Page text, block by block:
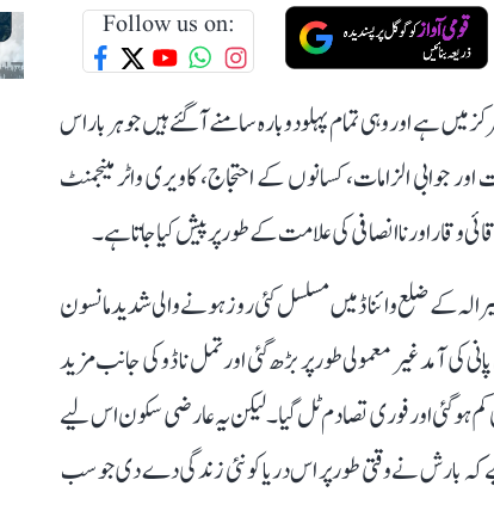
Follow us on:
ہے اور وہی تمام پہلو دوبارہ سامنے آ گئے ہیں جو ہر بار اس
جوابی الزامات، کسانوں کے احتجاج، کاویری واٹر مینجمنٹ
وقار اور ناانصافی کی علامت کے طور پر پیش کیا جاتا ہے۔
کے ضلع وائناڈ میں مسلسل کئی روز ہونے والی شدید مانسون
آمد غیر معمولی طور پر بڑھ گئی اور تمل ناڈو کی جانب مزید
کم ہو گئی اور فوری تصادم ٹل گیا۔ لیکن یہ عارضی سکون اس لیے
کہ بارش نے وقتی طور پر اس دریا کو نئی زندگی دے دی جو سب